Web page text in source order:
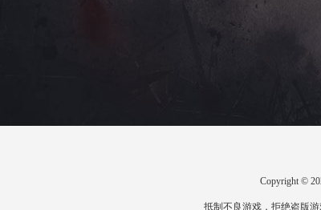
Copyright ©
抵制不良游戏，拒绝盗版